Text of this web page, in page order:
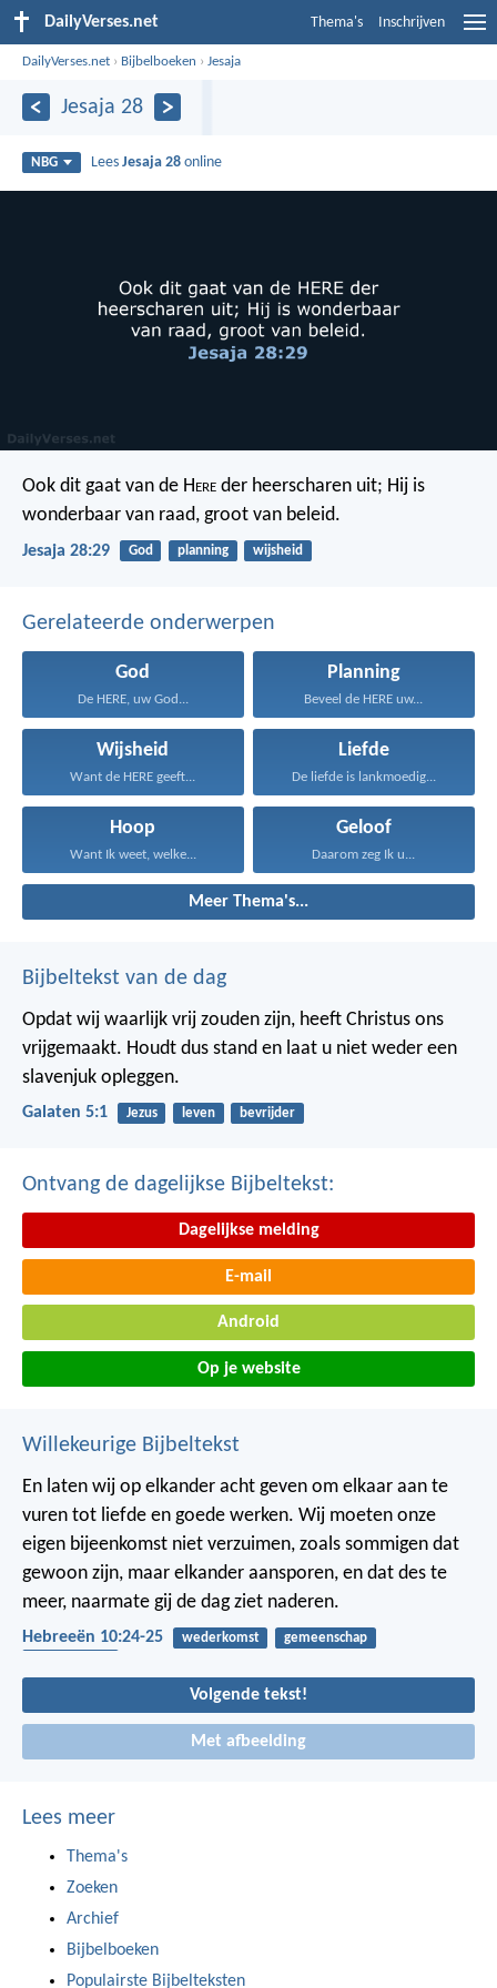
DailyVerses.net Thema's Inschrijven
DailyVerses.net › Bijbelboeken ›Jesaja
Jesaja 28
NBG LeesJesaja 28 online
Ook dit gaat van de Here der heerscharen uit; Hij is
wonderbaar van raad, groot van beleid.
Jesaja 28:29 God planning wijsheid
Gerelateerde onderwerpen
God
De HERE, uw God...
Planning
Beveel de HERE uw...
Wijsheid
Want de HERE geeft...
Liefde
De liefde is lankmoedig...
Hoop
Want Ik weet, welke...
Geloof
Daarom zeg Ik u...
Meer Thema's...
Bijbeltekst van de dag
Opdat wij waarlijk vrij zouden zijn, heeft Christus ons
vrijgemaakt. Houdt dus stand en laat u niet weder een
slavenjuk opleggen.
Galaten 5:1 Jezus leven bevrijder
Ontvang de dagelijkse Bijbeltekst:
Dagelijkse melding
E-mail
Android
Op je website
Willekeurige Bijbeltekst
En laten wij op elkander acht geven om elkaar aan te
vuren tot liefde en goede werken. Wij moeten onze
eigen bijeenkomst niet verzuimen, zoals sommigen dat
gewoon zijn, maar elkander aansporen, en dat des te
meer, naarmate gij de dag ziet naderen.
Hebreeën 10:24-25 wederkomst
gemeenschap
Volgende tekst!
Met afbeelding
Lees meer
Thema's
Zoeken
Archief
Bijbelboeken
Populairste Bijbelteksten